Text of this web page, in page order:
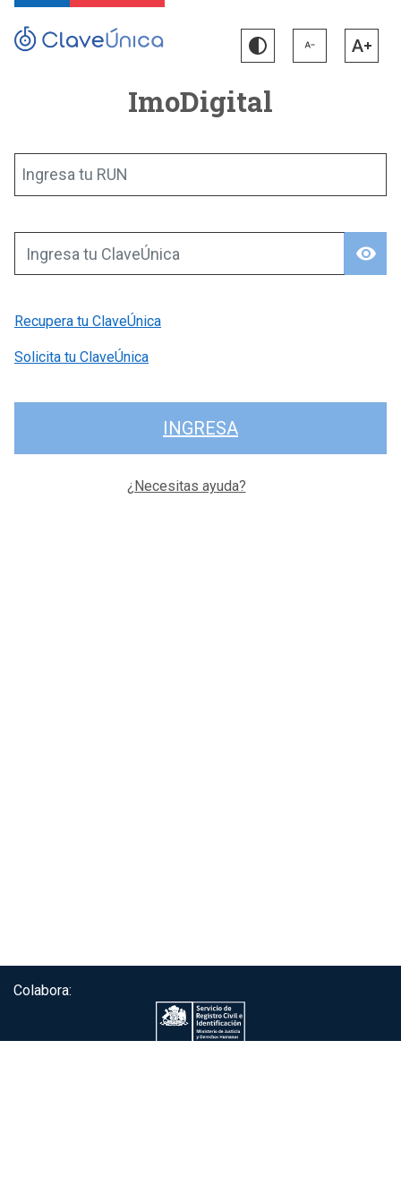
ImoDigital
Ingresa tu RUN
visibility
Ingresa tu ClaveÚnica
Recupera tu ClaveÚnica
Solicita tu ClaveÚnica
INGRESA
¿Necesitas ayuda?
Colabora: